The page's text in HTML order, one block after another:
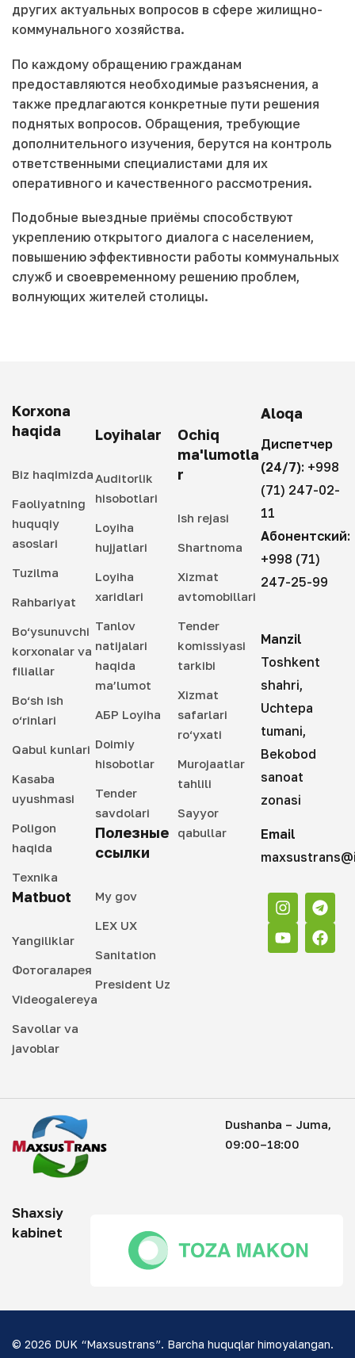
других актуальных вопросов в сфере жилищно-
коммунального хозяйства.
По каждому обращению гражданам
предоставляются необходимые разъяснения, а
также предлагаются конкретные пути решения
поднятых вопросов. Обращения, требующие
дополнительного изучения, берутся на контроль
ответственными специалистами для их
оперативного и качественного рассмотрения.
Подобные выездные приёмы способствуют
укреплению открытого диалога с населением,
повышению эффективности работы коммунальных
служб и своевременному решению проблем,
волнующих жителей столицы.
Korxona
haqida
Biz haqimizda
Faoliyatning
huquqiy
asoslari
Tuzilma
Rahbariyat
Bo‘ysunuvchi
korxonalar va
filiallar
Bo‘sh ish
o‘rinlari
Qabul kunlari
Kasaba
uyushmasi
Poligon
haqida
Texnika
Matbuot
Yangiliklar
Фотогаларея
Videogalereya
Savollar va
javoblar
Loyihalar
Auditorlik
hisobotlari
Loyiha
hujjatlari
Loyiha
xaridlari
Tanlov
natijalari
haqida
ma’lumot
АБР Loyiha
Doimiy
hisobotlar
Tender
savdolari
Полезные
ссылки
My gov
LEX UX
Sanitation
President Uz
Ochiq
ma'lumotla
r
Ish rejasi
Shartnoma
Xizmat
avtomobillari
Tender
komissiyasi
tarkibi
Xizmat
safarlari
ro‘yxati
Murojaatlar
tahlili
Sayyor
qabullar
Aloqa
Диспетчер
(24/7): +998
(71) 247-02-
11
Абонентский:
+998 (71)
247-25-99
Manzil
Toshkent
shahri,
Uchtepa
tumani,
Bekobod
sanoat
zonasi
Email
Dushanba – Juma,
09:00–18:00
Shaxsiy
kabinet
© 2026 DUK “Maxsustrans”. Barcha huquqlar himoyalangan.